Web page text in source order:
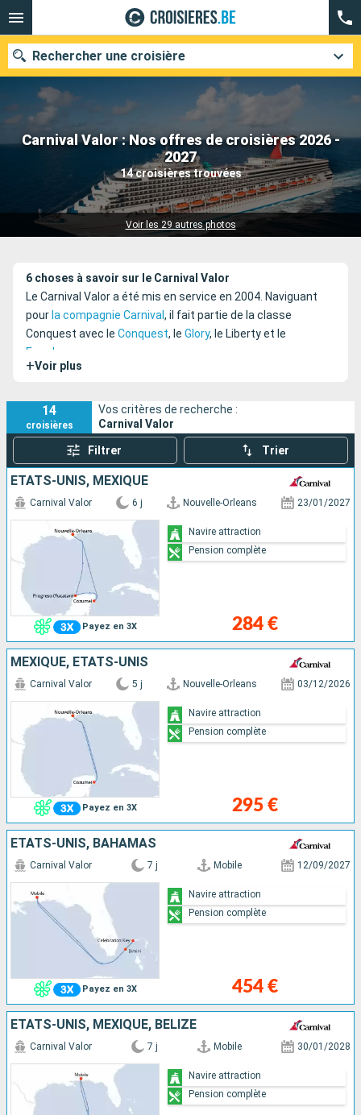
Carnival Valor : Nos offres de croisières 2026 -
2027
14 croisières trouvées
Voir les 29 autres photos
Rechercher une croisière
Nos destinations
Mois de départ
Ports Compagnies
6 choses à savoir sur le Carnival Valor
Le Carnival Valor a été mis en service en 2004. Naviguant
pour la compagnie Carnival, il fait partie de la classe
Conquest avec le Conquest, le Glory, le Liberty et le
Freedom
+Voir plus
14
croisières
Vos critères de recherche :
Carnival Valor
Filtrer Trier
ÉTATS-UNIS, MEXIQUE
Payez en 3X
Carnival Valor 6 j Nouvelle-Orleans 23/01/2027
284 €
Navire attraction
Pension complète
MEXIQUE, ÉTATS-UNIS
Payez en 3X
Carnival Valor 5 j Nouvelle-Orleans 03/12/2026
295 €
Navire attraction
Pension complète
ÉTATS-UNIS, BAHAMAS
Payez en 3X
Carnival Valor 7 j Mobile 12/09/2027
454 €
Navire attraction
Pension complète
ÉTATS-UNIS, MEXIQUE, BELIZE
Carnival Valor 7 j Mobile 30/01/2028
Navire attraction
Pension complète